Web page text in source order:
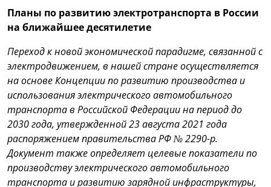
Планы по развитию электротранспорта в России
на ближайшее десятилетие
Переход к новой экономической парадигме, связанной с
электродвижением, в нашей стране осуществляется
на основе Концепции по развитию производства и
использования электрического автомобильного
транспорта в Российской Федерации на период до
2030 года, утвержденной 23 августа 2021 года
распоряжением правительства РФ № 2290-р.
Документ также определяет целевые показатели по
производству электрического автомобильного
транспорта и развитию зарядной инфраструктуры,